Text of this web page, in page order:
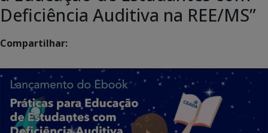
Deficiência Auditiva na REE/MS”
Compartilhar: